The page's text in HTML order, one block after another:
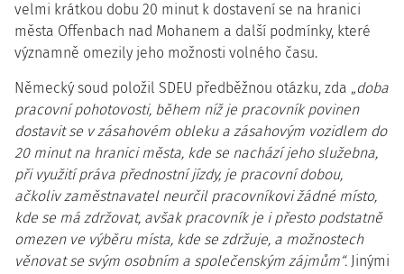
velmi krátkou dobu 20 minut k dostavení se na hranici
města Offenbach nad Mohanem a další podmínky, které
významně omezily jeho možnosti volného času.
Německý soud položil SDEU předběžnou otázku, zda „doba
pracovní pohotovosti, během níž je pracovník povinen
dostavit se v zásahovém obleku a zásahovým vozidlem do
20 minut na hranici města, kde se nachází jeho služebna,
při využití práva přednostní jízdy, je pracovní dobou,
ačkoliv zaměstnavatel neurčil pracovníkovi žádné místo,
kde se má zdržovat, avšak pracovník je i přesto podstatně
omezen ve výběru místa, kde se zdržuje, a možnostech
věnovat se svým osobním a společenským zájmům“. Jinými